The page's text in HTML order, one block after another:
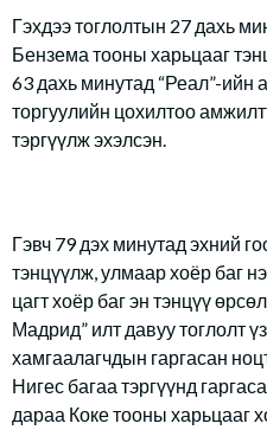
Гэхдээ тоглолтын 27 дахь
Бензема тооны харьцааг
63 дахь минутад “Реал”-ийн
торгуулийн цохилтоо
тэргүүлж эхэлсэн.
Гэвч 79 дэх минутад эхний
тэнцүүлж, улмаар хоёр баг
цагт хоёр баг эн тэнцүү
Мадрид” илт давуу тоглолт
хамгаалагчдын гаргасан
Нигес багаа тэргүүнд
дараа Коке тооны харьцааг